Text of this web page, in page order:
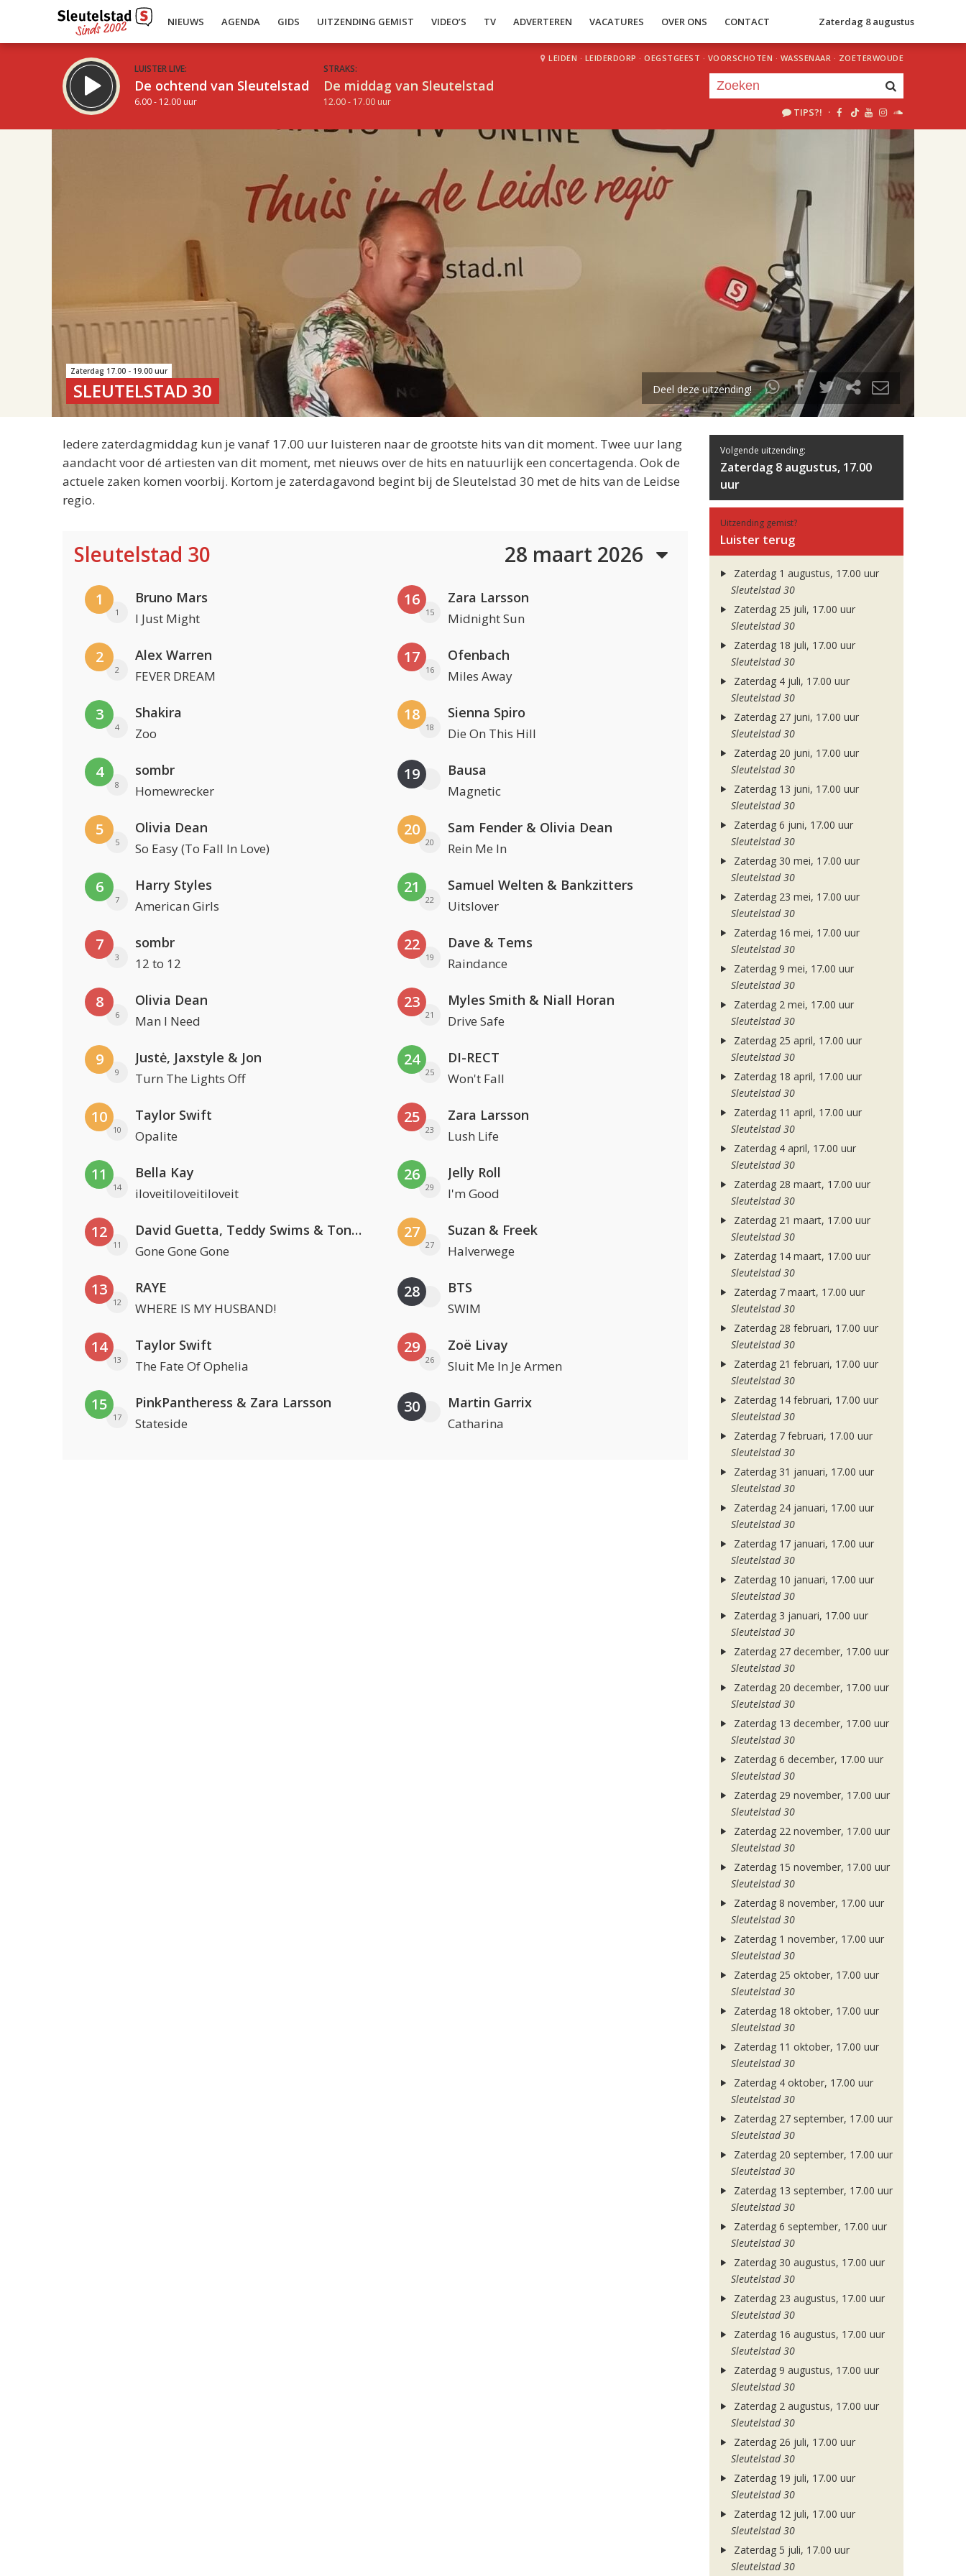
NIEUWS AGENDA GIDS UITZENDING GEMIST VIDEO’S TV ADVERTEREN VACATURES OVER ONS CONTACT Zaterdag 8 augustus
LUISTER LIVE:
De ochtend van Sleutelstad
6.00 - 12.00 uur
STRAKS:
De middag van Sleutelstad
12.00 - 17.00 uur
LEIDEN · LEIDERDORP · OEGSTGEEST · VOORSCHOTEN · WASSENAAR · ZOETERWOUDE
TIPS?! ·
uur 1 van 2
Volgend uur
Zaterdag 17.00 - 19.00 uur
SLEUTELSTAD 30 Deel deze uitzending!
Iedere zaterdagmiddag kun je vanaf 17.00 uur luisteren naar de grootste hits van dit moment. Twee uur lang
aandacht voor dé artiesten van dit moment, met nieuws over de hits en natuurlijk een concertagenda. Ook de
actuele zaken komen voorbij. Kortom je zaterdagavond begint bij de Sleutelstad 30 met de hits van de Leidse
regio.
Sleutelstad 30 28 maart 2026
1
1
Bruno Mars
I Just Might
2
2
Alex Warren
FEVER DREAM
3
4
Shakira
Zoo
4
8
sombr
Homewrecker
5
5
Olivia Dean
So Easy (To Fall In Love)
6
7
Harry Styles
American Girls
7
3
sombr
12 to 12
8
6
Olivia Dean
Man I Need
9
9
Justė, Jaxstyle & Jon
Turn The Lights Off
10
10
Taylor Swift
Opalite
11
14
Bella Kay
iloveitiloveitiloveit
12
11
David Guetta, Teddy Swims & Tones And I
Gone Gone Gone
13
12
RAYE
WHERE IS MY HUSBAND!
14
13
Taylor Swift
The Fate Of Ophelia
15
17
PinkPantheress & Zara Larsson
Stateside
16
15
Zara Larsson
Midnight Sun
17
16
Ofenbach
Miles Away
18
18
Sienna Spiro
Die On This Hill
19 Bausa
Magnetic
20
20
Sam Fender & Olivia Dean
Rein Me In
21
22
Samuel Welten & Bankzitters
Uitslover
22
19
Dave & Tems
Raindance
23
21
Myles Smith & Niall Horan
Drive Safe
24
25
DI-RECT
Won't Fall
25
23
Zara Larsson
Lush Life
26
29
Jelly Roll
I'm Good
27
27
Suzan & Freek
Halverwege
28 BTS
SWIM
29
26
Zoë Livay
Sluit Me In Je Armen
30 Martin Garrix
Catharina
Volgende uitzending:
Zaterdag 8 augustus, 17.00
uur
Uitzending gemist?
Luister terug
Zaterdag 1 augustus, 17.00 uur
Sleutelstad 30
Zaterdag 25 juli, 17.00 uur
Sleutelstad 30
Zaterdag 18 juli, 17.00 uur
Sleutelstad 30
Zaterdag 4 juli, 17.00 uur
Sleutelstad 30
Zaterdag 27 juni, 17.00 uur
Sleutelstad 30
Zaterdag 20 juni, 17.00 uur
Sleutelstad 30
Zaterdag 13 juni, 17.00 uur
Sleutelstad 30
Zaterdag 6 juni, 17.00 uur
Sleutelstad 30
Zaterdag 30 mei, 17.00 uur
Sleutelstad 30
Zaterdag 23 mei, 17.00 uur
Sleutelstad 30
Zaterdag 16 mei, 17.00 uur
Sleutelstad 30
Zaterdag 9 mei, 17.00 uur
Sleutelstad 30
Zaterdag 2 mei, 17.00 uur
Sleutelstad 30
Zaterdag 25 april, 17.00 uur
Sleutelstad 30
Zaterdag 18 april, 17.00 uur
Sleutelstad 30
Zaterdag 11 april, 17.00 uur
Sleutelstad 30
Zaterdag 4 april, 17.00 uur
Sleutelstad 30
Zaterdag 28 maart, 17.00 uur
Sleutelstad 30
Zaterdag 21 maart, 17.00 uur
Sleutelstad 30
Zaterdag 14 maart, 17.00 uur
Sleutelstad 30
Zaterdag 7 maart, 17.00 uur
Sleutelstad 30
Zaterdag 28 februari, 17.00 uur
Sleutelstad 30
Zaterdag 21 februari, 17.00 uur
Sleutelstad 30
Zaterdag 14 februari, 17.00 uur
Sleutelstad 30
Zaterdag 7 februari, 17.00 uur
Sleutelstad 30
Zaterdag 31 januari, 17.00 uur
Sleutelstad 30
Zaterdag 24 januari, 17.00 uur
Sleutelstad 30
Zaterdag 17 januari, 17.00 uur
Sleutelstad 30
Zaterdag 10 januari, 17.00 uur
Sleutelstad 30
Zaterdag 3 januari, 17.00 uur
Sleutelstad 30
Zaterdag 27 december, 17.00 uur
Sleutelstad 30
Zaterdag 20 december, 17.00 uur
Sleutelstad 30
Zaterdag 13 december, 17.00 uur
Sleutelstad 30
Zaterdag 6 december, 17.00 uur
Sleutelstad 30
Zaterdag 29 november, 17.00 uur
Sleutelstad 30
Zaterdag 22 november, 17.00 uur
Sleutelstad 30
Zaterdag 15 november, 17.00 uur
Sleutelstad 30
Zaterdag 8 november, 17.00 uur
Sleutelstad 30
Zaterdag 1 november, 17.00 uur
Sleutelstad 30
Zaterdag 25 oktober, 17.00 uur
Sleutelstad 30
Zaterdag 18 oktober, 17.00 uur
Sleutelstad 30
Zaterdag 11 oktober, 17.00 uur
Sleutelstad 30
Zaterdag 4 oktober, 17.00 uur
Sleutelstad 30
Zaterdag 27 september, 17.00 uur
Sleutelstad 30
Zaterdag 20 september, 17.00 uur
Sleutelstad 30
Zaterdag 13 september, 17.00 uur
Sleutelstad 30
Zaterdag 6 september, 17.00 uur
Sleutelstad 30
Zaterdag 30 augustus, 17.00 uur
Sleutelstad 30
Zaterdag 23 augustus, 17.00 uur
Sleutelstad 30
Zaterdag 16 augustus, 17.00 uur
Sleutelstad 30
Zaterdag 9 augustus, 17.00 uur
Sleutelstad 30
Zaterdag 2 augustus, 17.00 uur
Sleutelstad 30
Zaterdag 26 juli, 17.00 uur
Sleutelstad 30
Zaterdag 19 juli, 17.00 uur
Sleutelstad 30
Zaterdag 12 juli, 17.00 uur
Sleutelstad 30
Zaterdag 5 juli, 17.00 uur
Sleutelstad 30